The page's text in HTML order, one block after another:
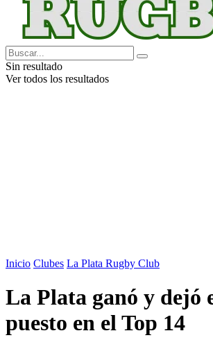
Sin resultado
Ver todos los resultados
Inicio Clubes La Plata Rugby Club
La Plata ganó y dejó
puesto en el Top 14